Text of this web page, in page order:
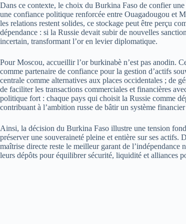
Dans ce contexte, le choix du Burkina Faso de confier
une confiance politique renforcée entre Ouagadougou et
les relations restent solides, ce stockage peut être perçu
dépendance : si la Russie devait subir de nouvelles
incertain, transformant l’or en levier diplomatique.
Pour Moscou, accueillir l’or burkinabè n’est pas anodin.
comme partenaire de confiance pour la gestion d’actifs
centrale comme alternatives aux places occidentales ; de
de faciliter les transactions commerciales et financières
politique fort : chaque pays qui choisit la Russie comme
contribuant à l’ambition russe de bâtir un système
Ainsi, la décision du Burkina Faso illustre une tension
préserver une souveraineté pleine et entière sur ses actifs.
maîtrise directe reste le meilleur garant de
leurs dépôts pour équilibrer sécurité, liquidité et alliances